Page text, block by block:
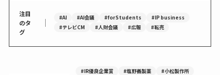
注目
のタ
グ
｜ #AI #AI会議 #forStudents
#IP business
#テレビCM
#人財会議 #広報 #転売
#IR優良企業賞 #塩野義製薬 #小松製作所